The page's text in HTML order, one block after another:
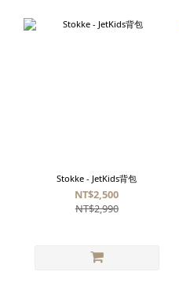
Stokke - JetKids背包
NT$2,500
NT$2,990